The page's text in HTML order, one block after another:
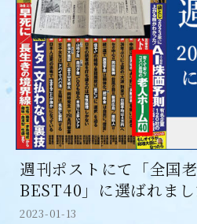
週刊ポストにて「全国
BEST40」に選ばれまし
2023-01-13